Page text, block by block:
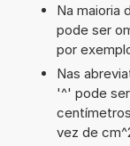
Na maioria
pode ser
por
Nas
'^' pode
vez de